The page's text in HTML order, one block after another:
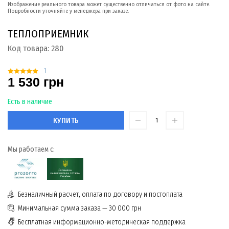
Изображение реального товара может существенно отличаться от фото на сайте.
Подробности уточняйте у менеджера при заказе.
ТЕПЛОПРИЕМНИК
Код товара: 280
1
1 530 грн
Есть в наличие
КУПИТЬ
Мы работаем с:
Безналичный расчет, оплата по договору и постоплата
Минимальная сумма заказа — 30 000 грн
Бесплатная информационно-методическая поддержка